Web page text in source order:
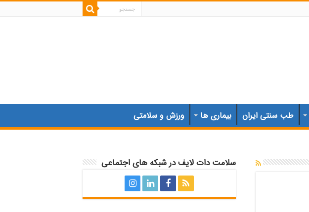
طب سنتی ایران بیماری ها ورزش و سلامتی
سلامت دات لایف در شبکه های اجتماعی